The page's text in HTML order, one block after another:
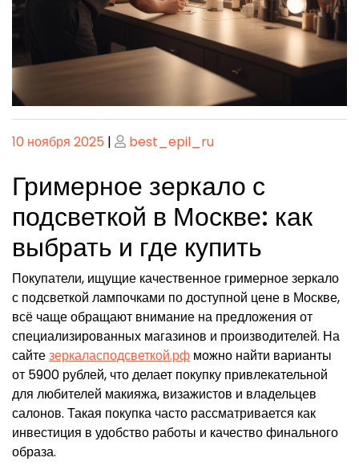
Опубликовано
10 ноября 2025 | Опубликовано
best_epil_ru
Гримерное зеркало с
подсветкой в Москве: как
выбрать и где купить
Покупатели, ищущие качественное гримерное зеркало
с подсветкой лампочками по доступной цене в Москве,
всё чаще обращают внимание на предложения от
специализированных магазинов и производителей. На
сайтезеркаласподсветкой.рф можно найти варианты
от 5900 рублей, что делает покупку привлекательной
для любителей макияжа, визажистов и владельцев
салонов. Такая покупка часто рассматривается как
инвестиция в удобство работы и качество финального
образа.